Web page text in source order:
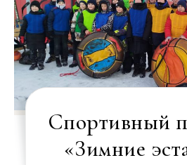
Спортивный
«Зимние